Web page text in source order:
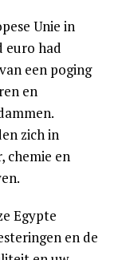
Unie in
euro had
een poging
en
zich in
chemie en
Egypte
en de